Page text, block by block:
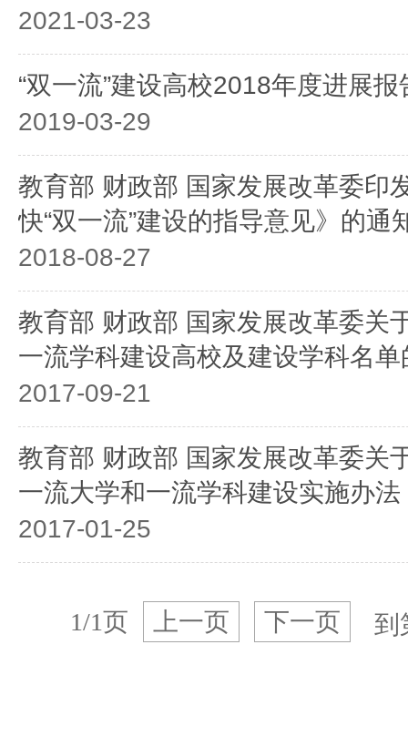
2021-03-23
“双一流”建设高校2018年度进展
2019-03-29
教育部 财政部 国家发展改革委印
快“双一流”建设的指导意见》的通
2018-08-27
教育部 财政部 国家发展改革委关
一流学科建设高校及建设学科名单
2017-09-21
教育部 财政部 国家发展改革委关
一流大学和一流学科建设实施办
2017-01-25
1/1页 上一页 下一页 到